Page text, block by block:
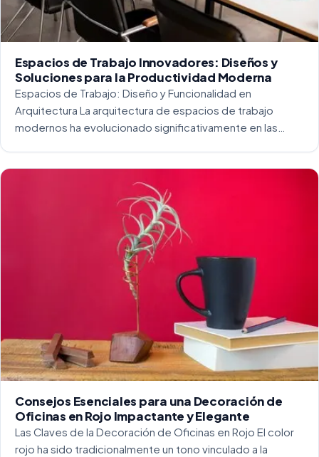
Espacios de Trabajo Innovadores: Diseños y
Soluciones para la Productividad Moderna
Espacios de Trabajo: Diseño y Funcionalidad en
Arquitectura La arquitectura de espacios de trabajo
modernos ha evolucionado significativamente en las
Consejos Esenciales para una Decoración de
Oficinas en Rojo Impactante y Elegante
Las Claves de la Decoración de Oficinas en Rojo El color
rojo ha sido tradicionalmente un tono vinculado a la